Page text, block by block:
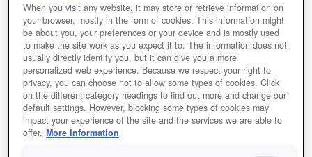
أين تشتري
المميزات
When you visit any website, it may store or retrieve information on
your browser, mostly in the form of cookies. This information might
be about you, your preferences or your device and is mostly used
to make the site work as you expect it to. The information does not
usually directly identify you, but it can give you a more
personalized web experience. Because we respect your right to
privacy, you can choose not to allow some types of cookies. Click
on the different category headings to find out more and change our
default settings. However, blocking some types of cookies may
impact your experience of the site and the services we are able to
offer. More Information